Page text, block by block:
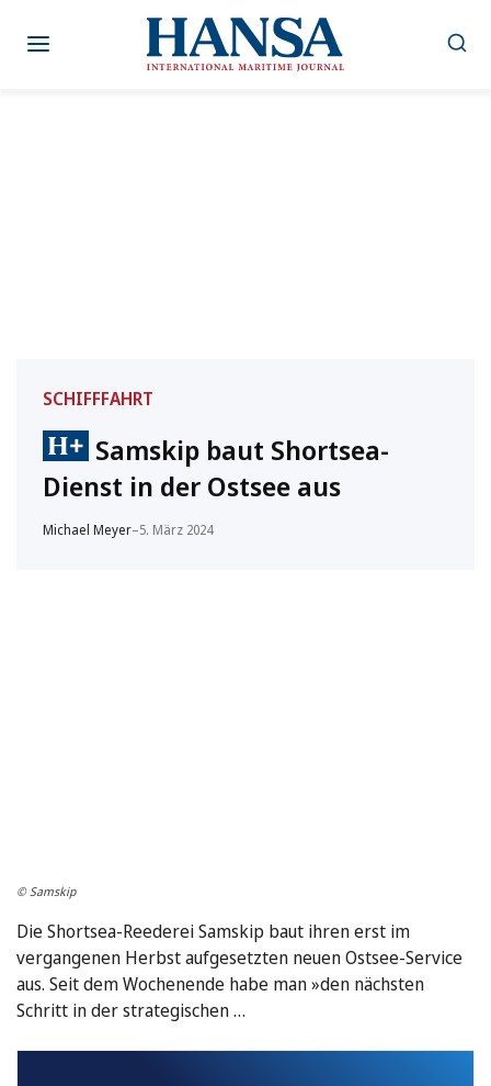
Inhalt
SCHIFFFAHRT
Samskip baut Shortsea-
Dienst in der Ostsee aus
Michael Meyer–5. März 2024
© Samskip
Die Shortsea-Reederei Samskip baut ihren erst im
vergangenen Herbst aufgesetzten neuen Ostsee-Service
aus. Seit dem Wochenende habe man »den nächsten
Schritt in der strategischen …